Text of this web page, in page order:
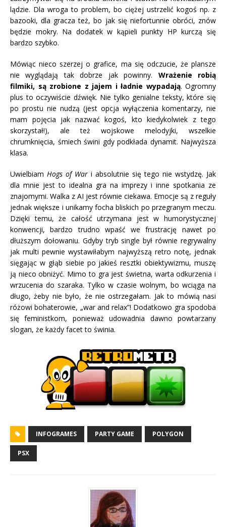
lądzie. Dla wroga to problem, bo ciężej ustrzelić kogoś np. z
bazooki, dla gracza też, bo jak się niefortunnie obróci, znów
będzie mokry. Na dodatek w kąpieli punkty HP kurczą się
bardzo szybko.
Mówiąc nieco szerzej o grafice, ma się odczucie, że plansze
nie wyglądają tak dobrze jak powinny. Wrażenie robią
filmiki, są zrobione z jajem i ładnie wypadają. Ogromny
plus to oczywiście dźwięk. Nie tylko genialne teksty, które się
po prostu nie nudzą (jest opcja wyłączenia komentarzy, nie
mam pojęcia jak nazwać kogoś, kto kiedykolwiek z tego
skorzystał!), ale też wojskowe melodyjki, wszelkie
chrumknięcia, śmiech świni gdy podkłada dynamit. Najwyższa
klasa.
Uwielbiam Hogs of War i absolutnie się tego nie wstydzę. Jak
dla mnie jest to idealna gra na imprezy i inne spotkania ze
znajomymi. Walka z AI jest równie ciekawa. Emocje są z reguły
jednak większe i unikamy focha bliskich po przegranym meczu.
Dzięki temu, że całość utrzymana jest w humorystycznej
konwencji, bardzo trudno wpaść we frustrację nawet po
dłuższym dołowaniu. Gdyby tryb single był równie regrywalny
jak multi pewnie wystawiłabym najwyższą retro notę, jednak
sięgając w głąb siebie po jakieś resztki obiektywizmu, muszę
ją nieco obniżyć. Mimo to gra jest świetna, warta odkurzenia i
wrzucenia do szaraka. Tylko w czasie wolnym, bo wciąga na
długo, żeby nie było, że nie ostrzegałam. Jak to mówią nasi
różowi bohaterowie, „war and relax”! Dodatkowo gra spodoba
się feministkom, ponieważ udowadnia dawno powtarzany
slogan, że każdy facet to świnia.
INFOGRAMES PARTY GAME POLYGON
PSX